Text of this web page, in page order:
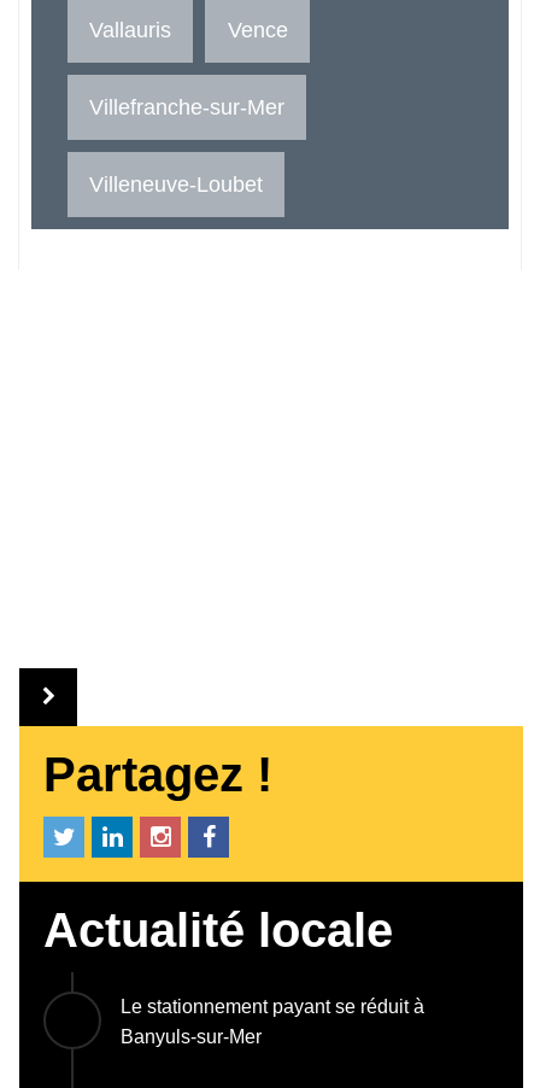
Vallauris Vence
Villefranche-sur-Mer
Villeneuve-Loubet
Partagez !
Actualité locale
Le stationnement payant se réduit à
Banyuls-sur-Mer